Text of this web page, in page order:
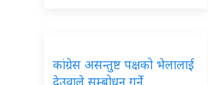
कांग्रेस असन्तुष्ट पक्षको भेलालाई